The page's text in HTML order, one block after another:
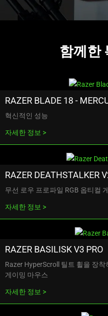
함께한
RAZER BLADE 18 -
혁신적인 성능
자세한 정보
RAZER DEATHSTALKER
무선 로우 프로파일 RGB 옵티컬
자세한 정보
RAZER BASILISK V3 PRO
Razer HyperScroll 틸트 휠을 장
게이밍 마우스
자세한 정보